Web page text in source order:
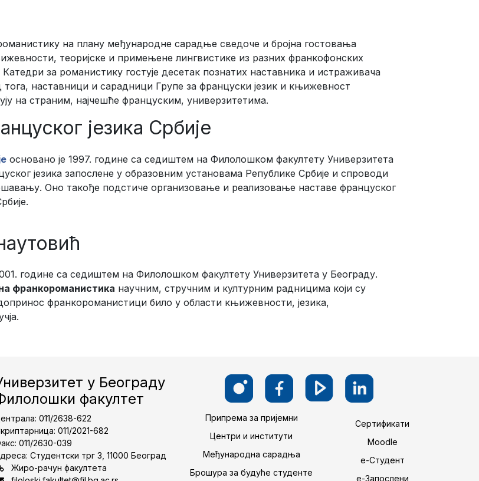
на плану међународне сарадње сведоче и бројна гостовања
теоријске и примењене лингвистике из разних франкофонских
за романистику гостује десетак познатих наставника и истраживача
наставници и сарадници Групе за француски језик и књижевност
на страним, најчешће француским, универзитетима.
језика Србије
основано је 1997. године са седиштем на Филолошком факултету Универзитета
језика запослене у образовним установама Републике Србије и спроводи
Оно такође подстиче организовање и реализовање наставе француског
године са седиштем на Филолошком факултету Универзитета у Београду.
франкороманистика научним, стручним и културним радницима који су
франкороманистици било у области књижевности, језика,
у Београду
факултет
011/2638-622
011/2021-682
011/2630-039
Студентски трг 3, 11000 Београд
Жиро-рачун факултета
Припрема за пријемни
Центри и институти
Међународна сарадња
Брошура за будуће студенте
Сертификати
Moodle
е-Студент
е-Запослени